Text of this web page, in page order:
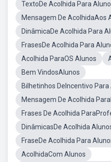
TextoDe Acolhida Para
Mensagem De AcolhidaAos
DinâmicaDe Acolhida Para
FrasesDe Acolhida Para
Acolhida ParaOS Alunos
Bem VindosAlunos
Bilhetinhos DeIncentivo Para
Mensagem De Acolhida
Frases De Acolhida
DinâmicasDe Acolhida
FraseDe Acolhida Para
AcolhidaCom Alunos